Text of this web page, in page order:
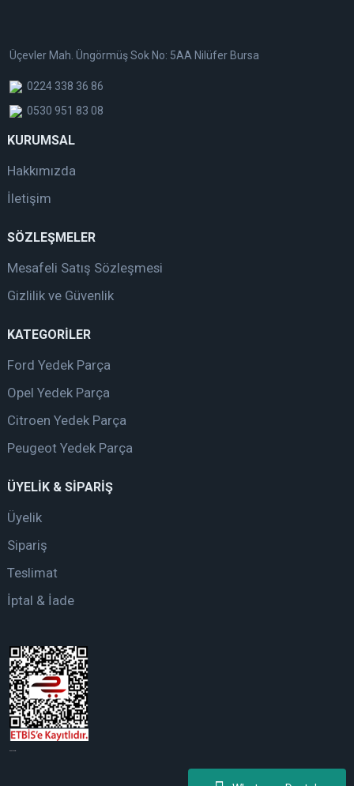
Üçevler Mah. Üngörmüş Sok No: 5AA Nilüfer Bursa
0224 338 36 86
0530 951 83 08
KURUMSAL
Hakkımızda
İletişim
SÖZLEŞMELER
Mesafeli Satış Sözleşmesi
Gizlilik ve Güvenlik
KATEGORİLER
Ford Yedek Parça
Opel Yedek Parça
Citroen Yedek Parça
Peugeot Yedek Parça
ÜYELİK & SİPARİŞ
Üyelik
Sipariş
Teslimat
İptal & İade